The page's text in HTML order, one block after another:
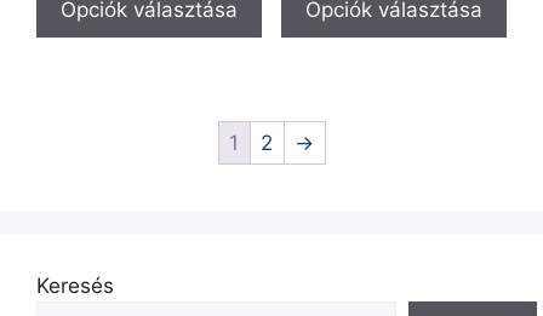
Opciók választása Opciók választása
1 2 →
Keresés